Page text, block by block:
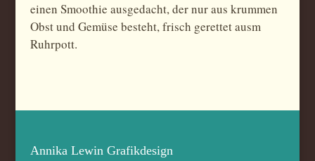
einen Smoothie ausgedacht, der nur aus krummen
Obst und Gemüse besteht, frisch gerettet ausm
Ruhrpott.
Annika Lewin Grafikdesign